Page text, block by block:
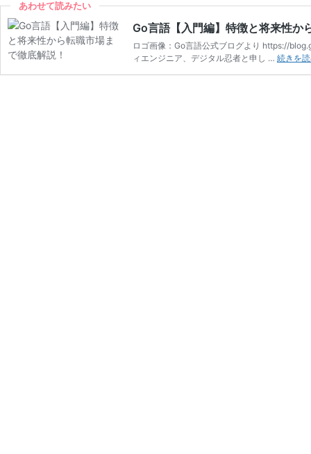
あわせて読みたい
Go言語【入門編】特徴と将来性か
ロゴ画像：Go言語公式ブログより https://
ィエンジニア、デジタル忍者と申し … 続きを